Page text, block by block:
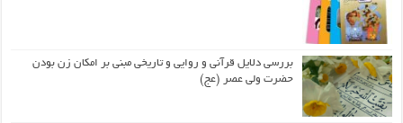
بررسی دلایل قرآنی و روایی و تاریخی مبنی بر امکان زن بودن
حضرت ولی عصر (عج)